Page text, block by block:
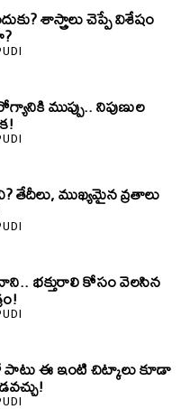
శాస్త్రాలు చెప్పే విశేషం
ముప్పు.. నిపుణుల
తేదీలు, ముఖ్యమైన వ్రతాలు
భక్తురాలి కోసం వెలసిన
ఈ ఇంటి చిట్కాలు కూడా